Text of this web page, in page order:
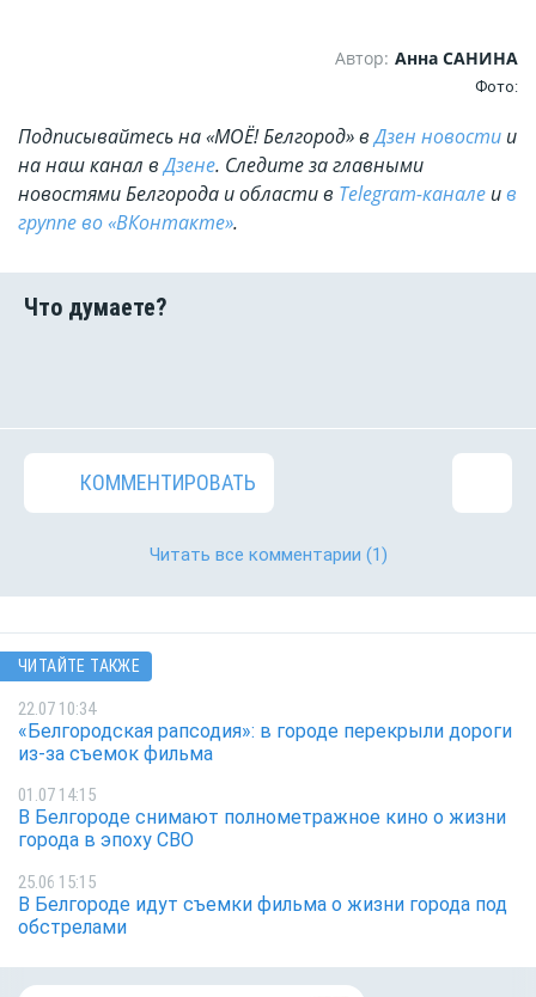
Автор: Анна САНИНА
Фото:
Подписывайтесь на «МОЁ! Белгород» вДзен новости и
на наш канал вДзене. Cледите за главными
новостями Белгорода и области в Telegram-канале ив
группе во «ВКонтакте».
КОММЕНТИРОВАТЬ
Читать все комментарии (1)
ЧИТАЙТЕ ТАКЖЕ
22.07 10:34
«Белгородская рапсодия»: в городе перекрыли дороги
из-за съемок фильма
01.07 14:15
В Белгороде снимают полнометражное кино о жизни
города в эпоху СВО
25.06 15:15
В Белгороде идут съемки фильма о жизни города под
обстрелами